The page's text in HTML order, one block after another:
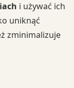
i używać ich
uniknąć
zminimalizuje